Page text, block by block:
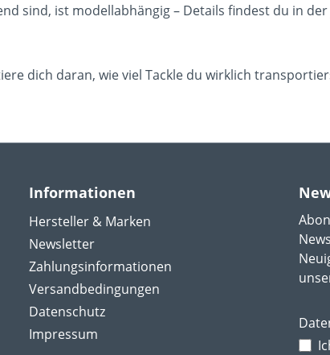
sind, ist modellabhängig – Details findest du in
dich daran, wie viel Tackle du wirklich
Informationen
Hersteller & Marken
Newsletter
Zahlungsinformationen
Versandbedingungen
Datenschutz
Impressum